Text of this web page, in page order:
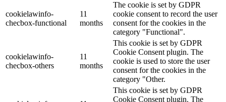
cookielawinfo-
checbox-functional
11
months
The cookie is set by GDPR
cookie consent to record the user
consent for the cookies in the
category "Functional".
cookielawinfo-
checbox-others
11
months
This cookie is set by GDPR
Cookie Consent plugin. The
cookie is used to store the user
consent for the cookies in the
category "Other.
This cookie is set by GDPR
Cookie Consent plugin. The